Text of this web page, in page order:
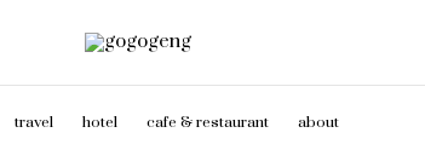
travel hotel cafe & restaurant about